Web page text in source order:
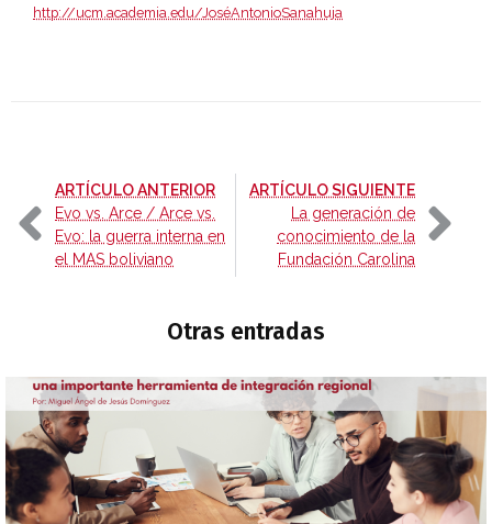
http://ucm.academia.edu/JoséAntonioSanahuja
ARTÍCULO ANTERIOR-
Evo vs. Arce / Arce vs.
Evo: la guerra interna en
el MAS boliviano
ARTÍCULO SIGUIENTE-
La generación de
conocimiento de la
Fundación Carolina
Otras entradas